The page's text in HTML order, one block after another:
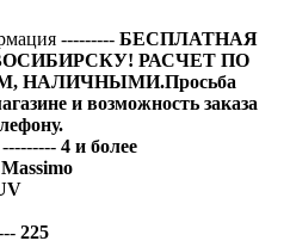
--------- БЕСПЛАТНАЯ
РАСЧЕТ ПО
НАЛИЧНЫМИ.Просьба
и возможность заказа
--------- 4 и более
Massimo
225